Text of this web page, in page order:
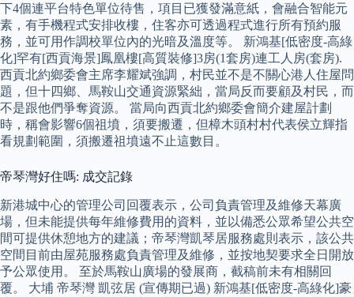
下4個連平台特色單位待售，項目已獲發滿意紙，會融合智能元
素，有手機程式安排收樓，住客亦可透過程式進行所有預約服
務，並可用作調校單位內的光暗及溫度等。 新鴻基[低密度-高綠
化]罕有[西貢海景️]鳳凰樓[高質裝修]3房(1套房)連工人房(套房).
西貢北約鄉委會主席李耀斌強調，村民並不是不關心港人住屋問
題，但十四鄉、馬鞍山交通資源緊絀，當局反而要顧及村民，而
不是跟他們爭奪資源。 當局向西貢北約鄉委會簡介建屋計劃
時，稱會影響6個祖墳，須要搬遷，但樟木頭村村代表侯立輝指
看規劃範圍，須搬遷祖墳遠不止這數目。
帝琴灣好住嗎: 成交記錄
新港城中心的管理公司回覆表示，公司負責管理及維修天幕廣
場，但未能提供每年維修費用的資料，並以備悉公眾希望公共空
間可提供休憩地方的建議；帝琴灣凱琴居服務處則表示，該公共
空間目前由屋苑服務處負責管理及維修，並按地契要求全日開放
予公眾使用。 至於馬鞍山廣場的發展商，截稿前未有相關回
覆。 大埔 帝琴灣 凱弦居 (宣傳期已過) 新鴻基[低密度-高綠化]豪